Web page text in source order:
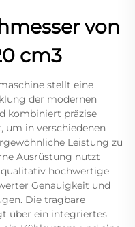
von
cm3
stellt eine
der modernen
kombiniert präzise
um in verschiedenen
Leistung zu
Ausrüstung nutzt
hochwertige
Genauigkeit und
Die tragbare
über ein integriertes